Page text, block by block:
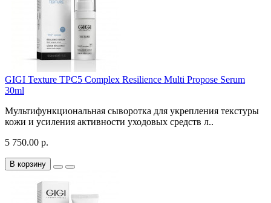
GIGI Texture TPC5 Complex Resilience Multi Propose Serum
30ml
Мультифункциональная сыворотка для укрепления текстуры
кожи и усиления активности уходовых средств л..
5 750.00 р.
В корзину